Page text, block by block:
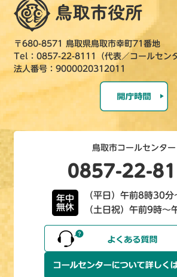
〒680-8571 鳥取県鳥取市幸町71番地
Tel：0857-22-8111（代表／コールセンタ
法人番号：9000020312011
鳥取市コールセンター
0857-22-
年中
無休
（平日）午前8時30
（土日祝）午前9時～